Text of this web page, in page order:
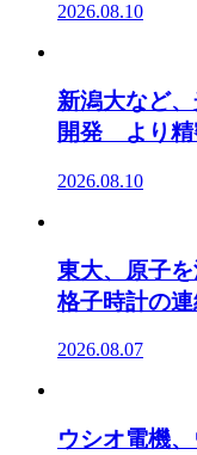
2026.08.10
新潟大など
開発 より精
2026.08.10
東大、原子
格子時計の
2026.08.07
ウシオ電機